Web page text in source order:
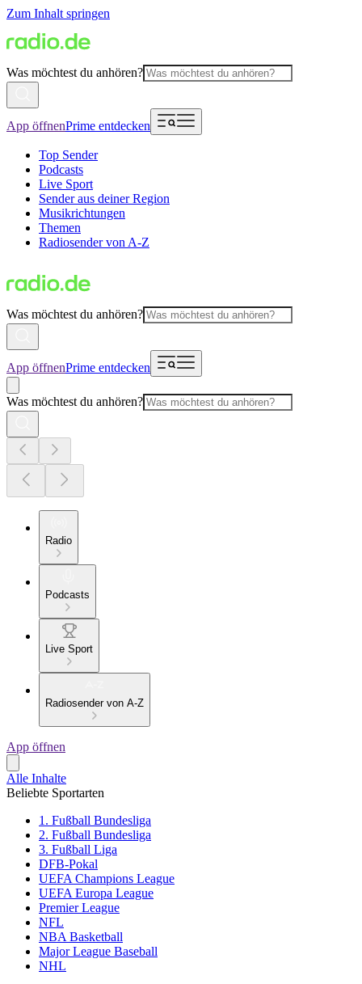
Zum Inhalt springen
Was möchtest du anhören?
App öffnenPrime entdecken
Top Sender
Podcasts
Live Sport
Sender aus deiner Region
Musikrichtungen
Themen
Radiosender von A-Z
Was möchtest du anhören?
App öffnenPrime entdecken
Was möchtest du anhören?
Radio
Podcasts
Live Sport
Radiosender von A-Z
App öffnen
Alle Inhalte
Beliebte Sportarten
1. Fußball Bundesliga
2. Fußball Bundesliga
3. Fußball Liga
DFB-Pokal
UEFA Champions League
UEFA Europa League
Premier League
NFL
NBA Basketball
Major League Baseball
NHL